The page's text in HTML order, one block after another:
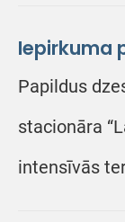
Iepirkuma
Papildus
stacionāra
intensīvās